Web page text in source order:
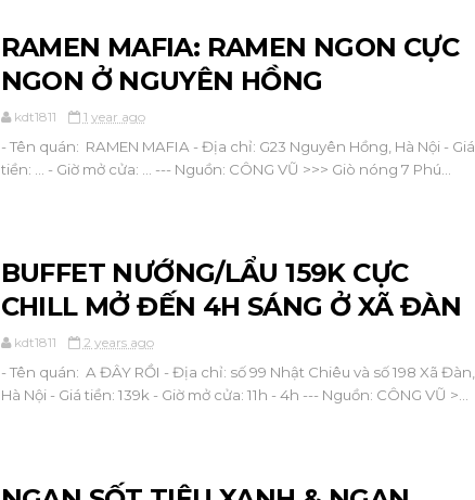
RAMEN MAFIA: RAMEN NGON CỰC
NGON Ở NGUYÊN HỒNG
kdt1811 1 year ago
- Tên quán: RAMEN MAFIA - Địa chỉ: G23 Nguyên Hồng, Hà Nội - Giá
tiền: ... - Giờ mở cửa: ... --- Nguồn: CÔNG VŨ >>> Giò nóng 7 Phú...
BUFFET NƯỚNG/LẨU 159K CỰC
CHILL MỞ ĐẾN 4H SÁNG Ở XÃ ĐÀN
kdt1811 2 years ago
- Tên quán: A ĐÂY RỒI - Địa chỉ: số 99 Nhật Chiêu và số 198 Xã Đàn,
Hà Nội - Giá tiền: 139k - Giờ mở cửa: 11h - 4h --- Nguồn: CÔNG VŨ >...